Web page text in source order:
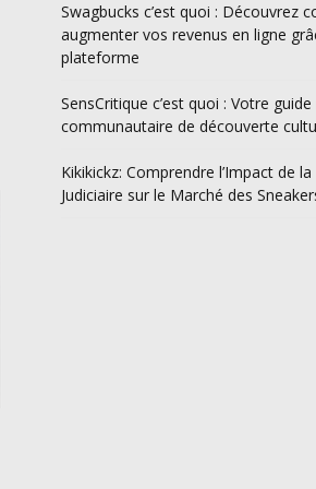
Swagbucks c’est quoi : Découvrez
augmenter vos revenus en ligne
plateforme
SensCritique c’est quoi : Votre
communautaire de découverte
Kikikickz: Comprendre l’Impact de
Judiciaire sur le Marché des